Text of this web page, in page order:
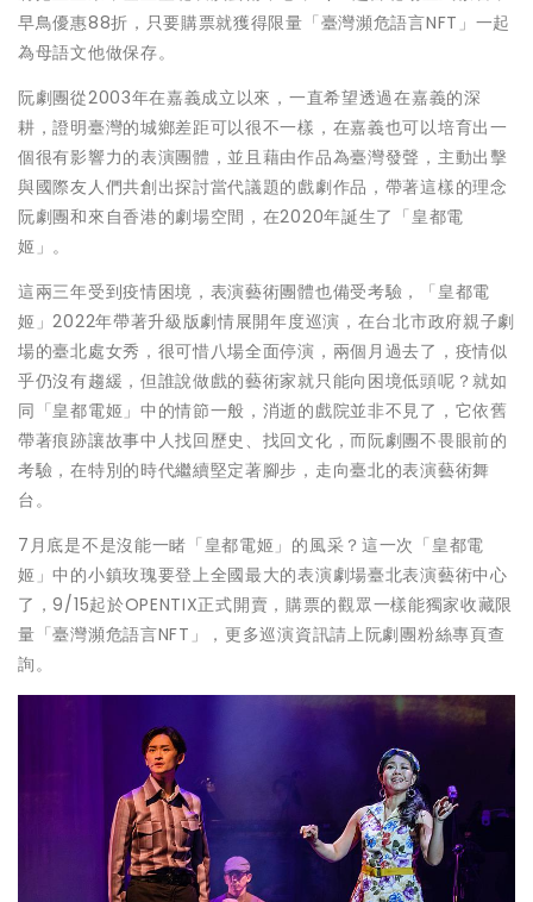
早鳥優惠88折，只要購票就獲得限量「臺灣瀕危語言NFT」一起
為母語文他做保存。
阮劇團從2003年在嘉義成立以來，一直希望透過在嘉義的深
耕，證明臺灣的城鄉差距可以很不一樣，在嘉義也可以培育出一
個很有影響力的表演團體，並且藉由作品為臺灣發聲，主動出擊
與國際友人們共創出探討當代議題的戲劇作品，帶著這樣的理念
阮劇團和來自香港的劇場空間，在2020年誕生了「皇都電
姬」。
這兩三年受到疫情困境，表演藝術團體也備受考驗，「皇都電
姬」2022年帶著升級版劇情展開年度巡演，在台北市政府親子劇
場的臺北處女秀，很可惜八場全面停演，兩個月過去了，疫情似
乎仍沒有趨緩，但誰說做戲的藝術家就只能向困境低頭呢？就如
同「皇都電姬」中的情節一般，消逝的戲院並非不見了，它依舊
帶著痕跡讓故事中人找回歷史、找回文化，而阮劇團不畏眼前的
考驗，在特別的時代繼續堅定著腳步，走向臺北的表演藝術舞
台。
7月底是不是沒能一睹「皇都電姬」的風采？這一次「皇都電
姬」中的小鎮玫瑰要登上全國最大的表演劇場臺北表演藝術中心
了，9/15起於OPENTIX正式開賣，購票的觀眾一樣能獨家收藏限
量「臺灣瀕危語言NFT」，更多巡演資訊請上阮劇團粉絲專頁查
詢。